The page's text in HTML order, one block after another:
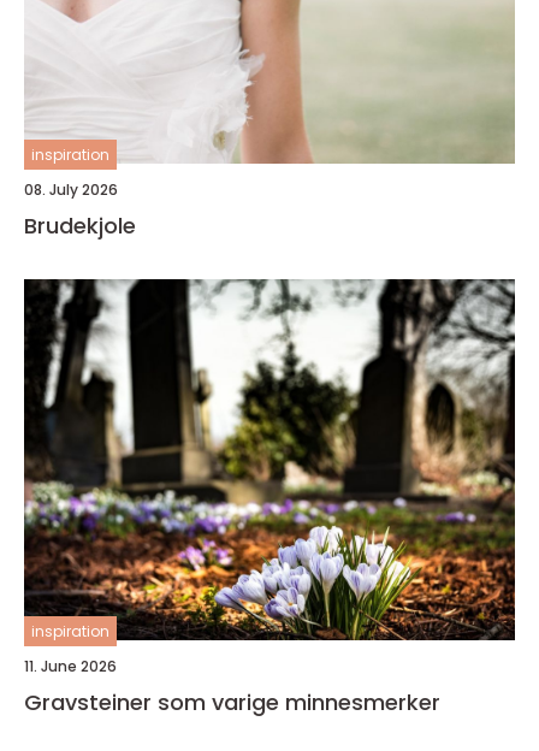
inspiration
08. July 2026
Brudekjole
inspiration
11. June 2026
Gravsteiner som varige minnesmerker